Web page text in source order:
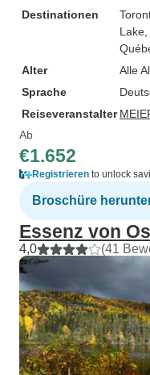
Destinationen
Lake
Alter
Alle
Sprache
Reiseveranstalter
Ab
€1.652
Registrieren to unlock
Broschüre
Essenz von
4,0 (41